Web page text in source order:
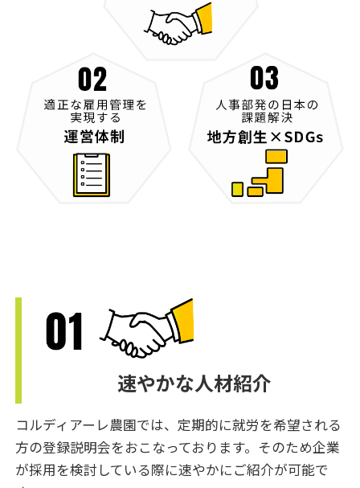
速やかな人材紹介
コルディアーレ農園では、定期的に就労を希望される
方の登録説明会をおこなっております。そのため企業
が採用を検討している際に速やかにご紹介が可能で